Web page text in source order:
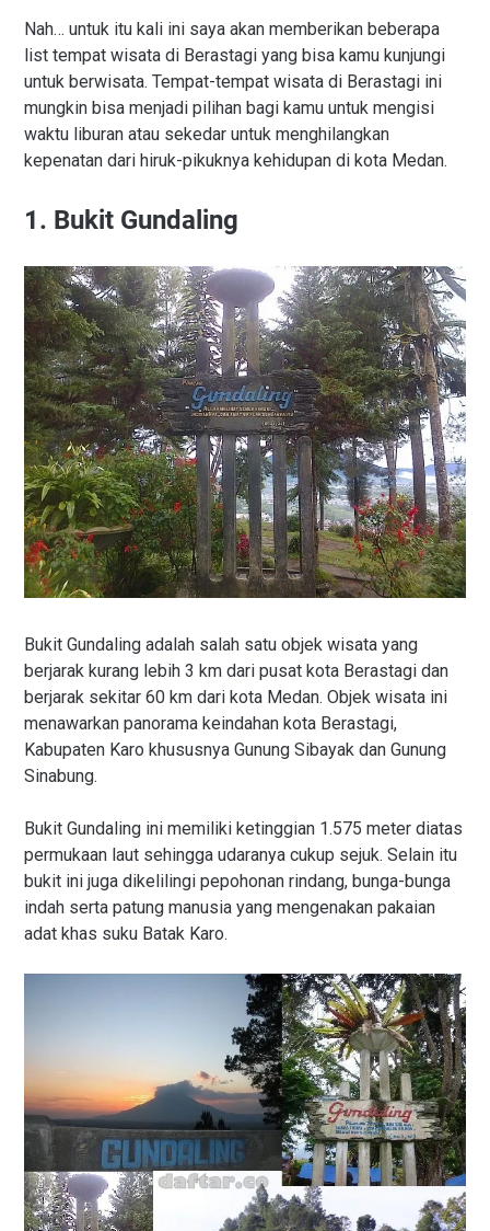
Nah… untuk itu kali ini saya akan memberikan beberapa
list tempat wisata di Berastagi yang bisa kamu kunjungi
untuk berwisata. Tempat-tempat wisata di Berastagi ini
mungkin bisa menjadi pilihan bagi kamu untuk mengisi
waktu liburan atau sekedar untuk menghilangkan
kepenatan dari hiruk-pikuknya kehidupan di kota Medan.
1. Bukit Gundaling
Bukit Gundaling adalah salah satu objek wisata yang
berjarak kurang lebih 3 km dari pusat kota Berastagi dan
berjarak sekitar 60 km dari kota Medan. Objek wisata ini
menawarkan panorama keindahan kota Berastagi,
Kabupaten Karo khususnya Gunung Sibayak dan Gunung
Sinabung.
Bukit Gundaling ini memiliki ketinggian 1.575 meter diatas
permukaan laut sehingga udaranya cukup sejuk. Selain itu
bukit ini juga dikelilingi pepohonan rindang, bunga-bunga
indah serta patung manusia yang mengenakan pakaian
adat khas suku Batak Karo.